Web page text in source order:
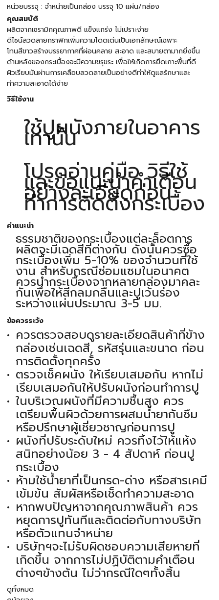
หน่วยบรรจุ : จำหน่ายเป็นกล่อง บรรจุ 10 แผ่น/กล่อง
คุณสมบัติ
ผลิตจากเซรามิกคุณภาพดี แข็งแกร่ง ไม่เปราะง่าย
ดีไซน์ลวดลายกราฟิกเพิ่มความโดดเด่นเป็นเอกลักษณ์เฉพาะ
โทนสีขาวสร้างบรรยากาศที่ผ่อนคลาย สะอาด และสบายตามากยิ่งขึ้น
ด้านหลังของกระเบื้องจะมีความขรุขระ เพื่อให้เกิดการยึดเกาะพื้นที่ดี
ผิวเรียบมันผ่านการเคลือบลวดลายเป็นอย่างดีทำให้ดูแลรักษาและ
ทำความสะอาดได้ง่าย
วิธีใช้งาน
ใช้ปูผนังภายในอาคาร
เท่านั้น
โปรดอ่านคู่มือ วิธีใช้
และข้อแนะนำคำเตือน
อย่างละเอียดก่อน
ทำการติดตั้งกระเบื้อง
คำแนะนำ
ธรรมชาติของกระเบื้องแต่ละล็อตการ
ผลิตจะมีเฉดสีที่ต่างกัน ดังนั้นควรซื้อ
กระเบื้องเพิ่ม 5-10% ของจำนวนที่ใช้
งาน สำหรับกรณีซ่อมแซมในอนาคต
ควรนำกระเบื้องจากหลายกล่องมาคละ
กันเพื่อให้สีกลมกลืนและปูเว้นร่อง
ระหว่างแผ่นประมาณ 3-5 มม.
ข้อควรระวัง
ควรตรวจสอบดูรายละเอียดสินค้าที่ข้าง
กล่องเช่นเฉดสี, รหัสรุ่นและขนาด ก่อน
การติดตั้งทุกครั้ง
ตรวจเช็คผนัง ให้เรียบเสมอกัน หากไม่
เรียบเสมอกันให้ปรับผนังก่อนทำการปู
ในบริเวณผนังที่มีความชื้นสูง ควร
เตรียมพื้นผิวด้วยการผสมน้ำยากันซึม
หรือปรึกษาผู้เชี่ยวชาญก่อนการปู
ผนังที่ปรับระดับใหม่ ควรทิ้งไว้ให้แห้ง
สนิทอย่างน้อย 3 - 4 สัปดาห์ ก่อนปู
กระเบื้อง
ห้ามใช้น้ำยาที่เป็นกรด-ด่าง หรือสารเคมี
เข้มข้น สัมผัสหรือเช็ดทำความสะอาด
หากพบปัญหาจากคุณภาพสินค้า ควร
หยุดการปูทันทีและติดต่อกับทางบริษัท
หรือตัวแทนจำหน่าย
บริษัทฯจะไม่รับผิดชอบความเสียหายที่
เกิดขึ้น จากการไม่ปฏิบัติตามคำเตือน
ต่างๆข้างต้น ไม่ว่ากรณีใดๆทั้งสิ้น
ดูทั้งหมด